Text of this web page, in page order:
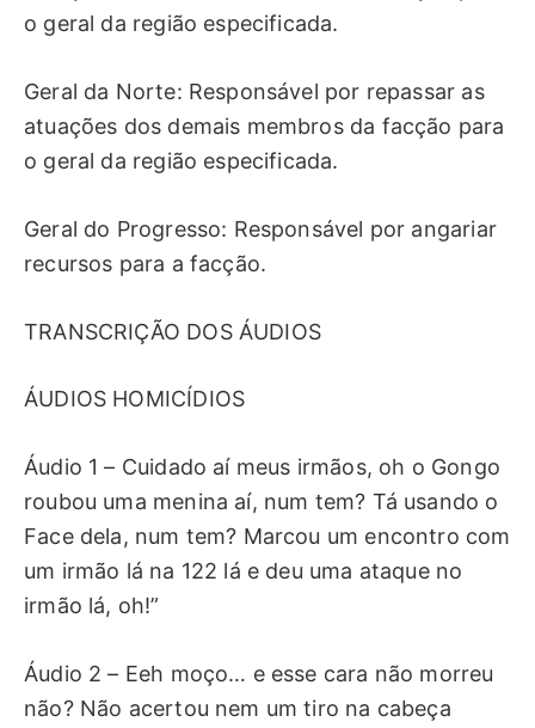
o geral da região especificada.
Geral da Norte: Responsável por repassar as
atuações dos demais membros da facção para
o geral da região especificada.
Geral do Progresso: Responsável por angariar
recursos para a facção.
TRANSCRIÇÃO DOS ÁUDIOS
ÁUDIOS HOMICÍDIOS
Áudio 1 – Cuidado aí meus irmãos, oh o Gongo
roubou uma menina aí, num tem? Tá usando o
Face dela, num tem? Marcou um encontro com
um irmão lá na 122 lá e deu uma ataque no
irmão lá, oh!”
Áudio 2 – Eeh moço… e esse cara não morreu
não? Não acertou nem um tiro na cabeça